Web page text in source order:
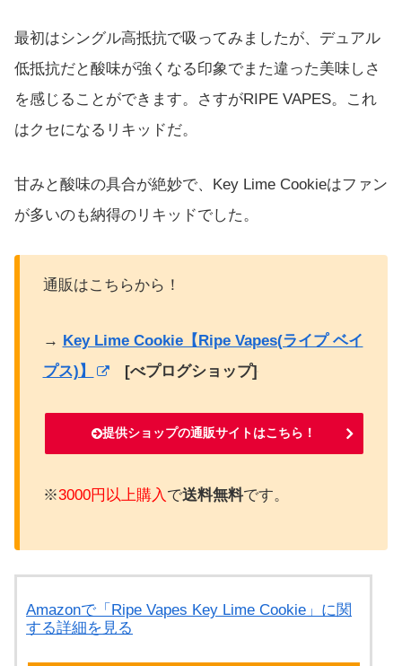
最初はシングル高抵抗で吸ってみましたが、デュアル
低抵抗だと酸味が強くなる印象でまた違った美味しさ
を感じることができます。さすがRIPE VAPES。これ
はクセになるリキッドだ。
甘みと酸味の具合が絶妙で、Key Lime Cookieはファン
が多いのも納得のリキッドでした。
通販はこちらから！
→ Key Lime Cookie【Ripe Vapes(ライプ ベイ
プス)】
[べプログショップ]
提供ショップの通販サイトはこちら！
※3000円以上購入 で送料無料です。
Amazonで「Ripe Vapes Key Lime Cookie」に関
する詳細を見る